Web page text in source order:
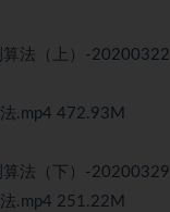
算法
（上）-20200322
.mp4 472.93M
算法（下）-20200329
.mp4 251.22M